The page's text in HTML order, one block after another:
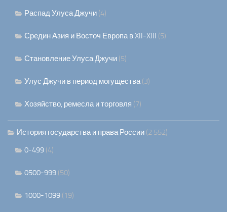
Распад Улуса Джучи (4)
Средин Азия и Восточ Европа в XII-XIII (5)
Становление Улуса Джучи (5)
Улус Джучи в период могущества(3)
Хозяйство, ремесла и торговля (7)
История государства и права России (2 552)
0-499 (4)
0500-999 (50)
1000-1099 (19)